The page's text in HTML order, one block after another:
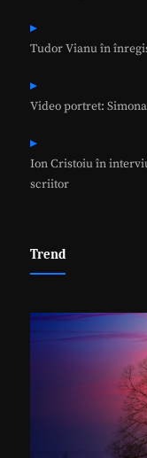
Tudor Vianu în
Video portret:
Ion Cristoiu în
scriitor
Trend